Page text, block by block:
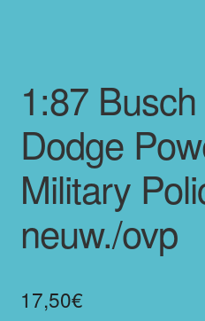
1:87
Dodge
Military
neuw./ovp
17,50€